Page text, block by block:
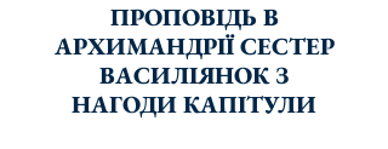
ПРОПОВІДЬ В
АРХИМАНДРІЇ СЕСТЕР
ВАСИЛІЯНОК З
НАГОДИ КАПІТУЛИ